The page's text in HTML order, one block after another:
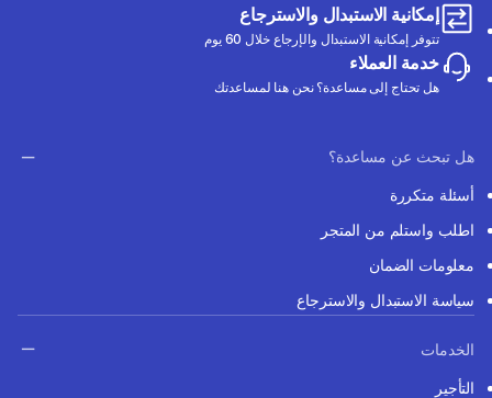
إمكانية الاستبدال والاسترجاع
تتوفر إمكانية الاستبدال والإرجاع خلال 60 يوم
خدمة العملاء
هل تحتاج إلى مساعدة؟ نحن هنا لمساعدتك
هل تبحث عن مساعدة؟
أسئلة متكررة
اطلب واستلم من المتجر
معلومات الضمان
سياسة الاستبدال والاسترجاع
الخدمات
التأجير